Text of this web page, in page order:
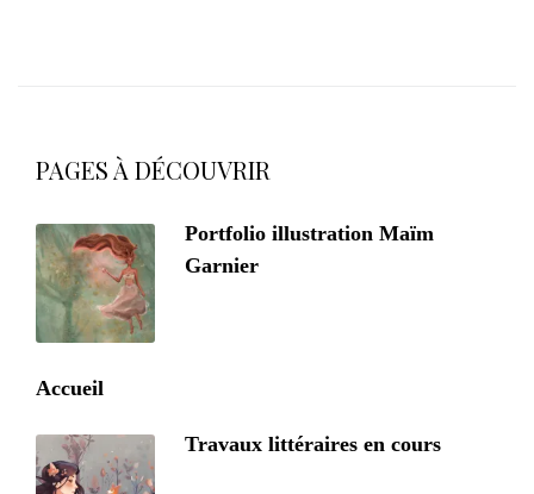
PAGES À DÉCOUVRIR
Portfolio illustration Maïm
Garnier
Accueil
Travaux littéraires en cours